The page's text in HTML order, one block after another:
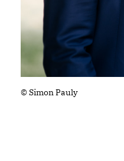
© Simon Pauly